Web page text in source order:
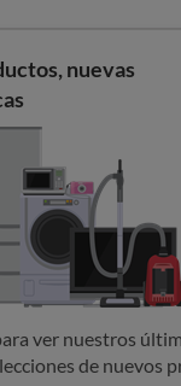
nuevas
ver nuestros
de nuevos